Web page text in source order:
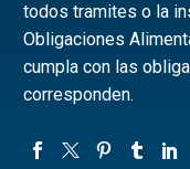
todos tramites o la
Obligaciones
cumpla con las
corresponden.